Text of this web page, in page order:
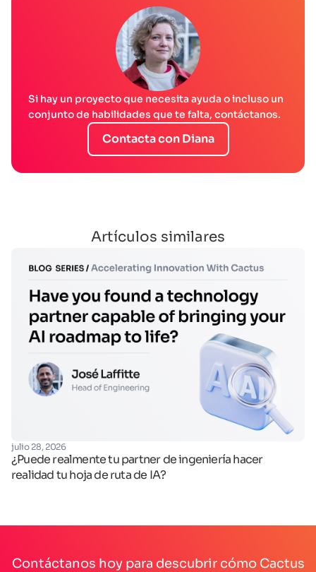
Si hay un proyecto que necesita ayuda o incluso un
conjunto de habilidades que te falta, contáctanos.
Contacta con Diana
Artículos similares
julio 28, 2026
¿Puede realmente tu partner de ingeniería hacer
realidad tu hoja de ruta de IA?
Contáctanos hoy para descubrir cómo Cactus